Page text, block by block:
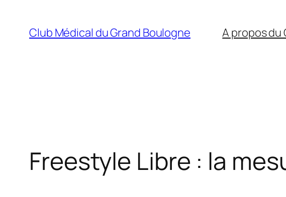
contenu
Club Médical du Grand Boulogne A propos du
Freestyle Libre : la